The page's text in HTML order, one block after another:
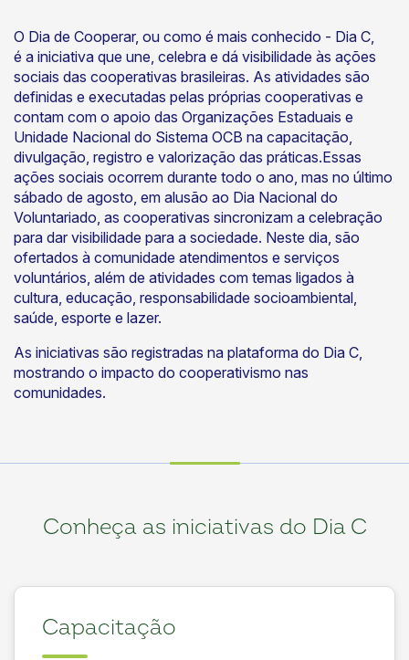
O Dia de Cooperar, ou como é mais conhecido - Dia C,
é a iniciativa que une, celebra e dá visibilidade às ações
sociais das cooperativas brasileiras. As atividades são
definidas e executadas pelas próprias cooperativas e
contam com o apoio das Organizações Estaduais e
Unidade Nacional do Sistema OCB na capacitação,
divulgação, registro e valorização das práticas.Essas
ações sociais ocorrem durante todo o ano, mas no último
sábado de agosto, em alusão ao Dia Nacional do
Voluntariado, as cooperativas sincronizam a celebração
para dar visibilidade para a sociedade. Neste dia, são
ofertados à comunidade atendimentos e serviços
voluntários, além de atividades com temas ligados à
cultura, educação, responsabilidade socioambiental,
saúde, esporte e lazer.
As iniciativas são registradas na plataforma do Dia C,
mostrando o impacto do cooperativismo nas
comunidades.
Conheça as iniciativas do Dia C
Capacitação